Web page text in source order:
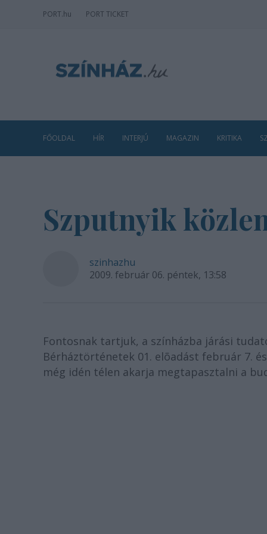
PORT.hu PORT TICKET
FŐOLDAL HÍR INTERJÚ MAGAZIN KRITIKA
Szputnyik
szinhazhu
2009. február 06. péntek, 13:58
Fontosnak tartjuk, a színházba járási
Bérháztörténetek 01. elõadást február 7.
még idén télen akarja megtapasztalni a